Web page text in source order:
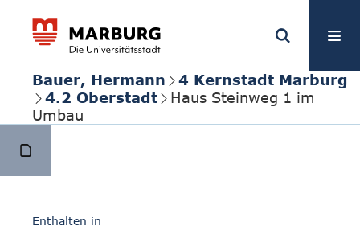
Bauer, Hermann
4 Kernstadt Marburg
4.2 Oberstadt
Haus Steinweg 1 im
Umbau
Enthalten in